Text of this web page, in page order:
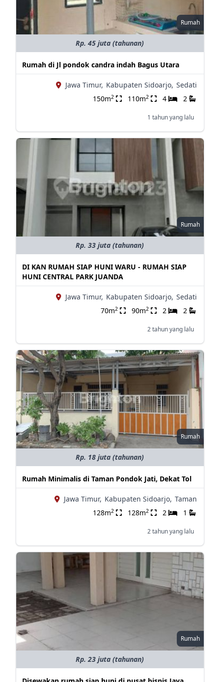
Rumah
Rp. 45 juta (tahunan)
Rumah di Jl pondok candra indah Bagus Utara
Jawa Timur, Kabupaten Sidoarjo, Sedati
150m2 110m2 4 2
1 tahun yang lalu
Rumah
Rp. 33 juta (tahunan)
DI KAN RUMAH SIAP HUNI WARU - RUMAH SIAP
HUNI CENTRAL PARK JUANDA
Jawa Timur, Kabupaten Sidoarjo, Sedati
70m2 90m2 2 2
2 tahun yang lalu
Rumah
Rp. 18 juta (tahunan)
Rumah Minimalis di Taman Pondok Jati, Dekat Tol
Jawa Timur, Kabupaten Sidoarjo, Taman
128m2 128m2 2 1
2 tahun yang lalu
Rumah
Rp. 23 juta (tahunan)